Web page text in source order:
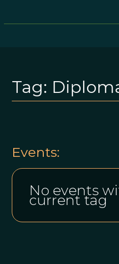
Tag:
Events:
No events
current tag